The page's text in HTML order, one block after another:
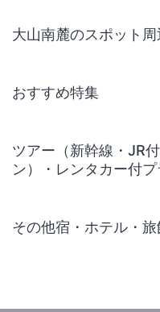
大山南麓のスポット
おすすめ特集
ツアー（新幹線・JR
ン）・レンタカー付
その他宿・ホテル・